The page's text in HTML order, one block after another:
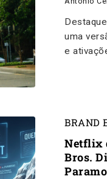
uma
e
BRAND
Netflix
Bros.